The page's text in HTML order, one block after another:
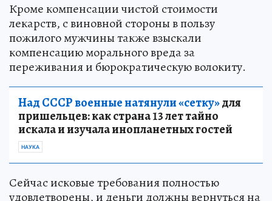
Кроме компенсации чистой стоимости
лекарств, с виновной стороны в пользу
пожилого мужчины также взыскали
компенсацию морального вреда за
переживания и бюрократическую волокиту.
Над СССР военные натянули «сетку»для
пришельцев: как страна 13 лет тайно
искала и изучала инопланетных гостей
НАУКА
Сейчас исковые требования полностью
удовлетворены, и деньги должны вернуться на